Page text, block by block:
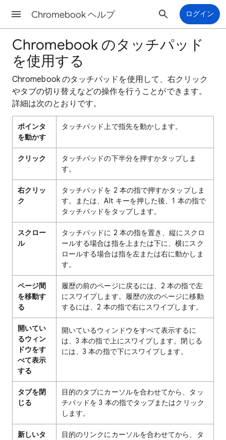
Chromebook ヘルプ ログイン
Chromebook のタッチパッド
を使用する
Chromebook のタッチパッドを使用して、右クリック
やタブの切り替えなどの操作を行うことができます。
詳細は次のとおりです。
ポインタ
を動かす
タッチパッド上で指先を動かします。
クリック
タッチパッドの下半分を押すかタップしま
す。
右クリッ
ク
タッチパッドを 2 本の指で押すかタップしま
す。または、Alt キーを押した後、1 本の指で
タッチパッドをタップします。
スクロー
ル
タッチパッドに 2 本の指を置き、縦にスクロ
ールする場合は指を上または下に、横にスク
ロールする場合は指を左または右に動かしま
す。
ページ間
を移動す
る
履歴の前のページに戻るには、2 本の指で左
にスワイプします。履歴の次のページに移動
するには、2 本の指で右にスワイプします。
開いてい
るウィン
ドウをす
べて表示
する
開いているウィンドウをすべて表示するに
は、3 本の指で上にスワイプします。閉じる
には、3 本の指で下にスワイプします。
タブを閉
じる
目的のタブにカーソルを合わせてから、タッ
チパッドを 3 本の指でタップまたはクリック
します。
新しいタ
目的のリンクにカーソルを合わせてから、タ